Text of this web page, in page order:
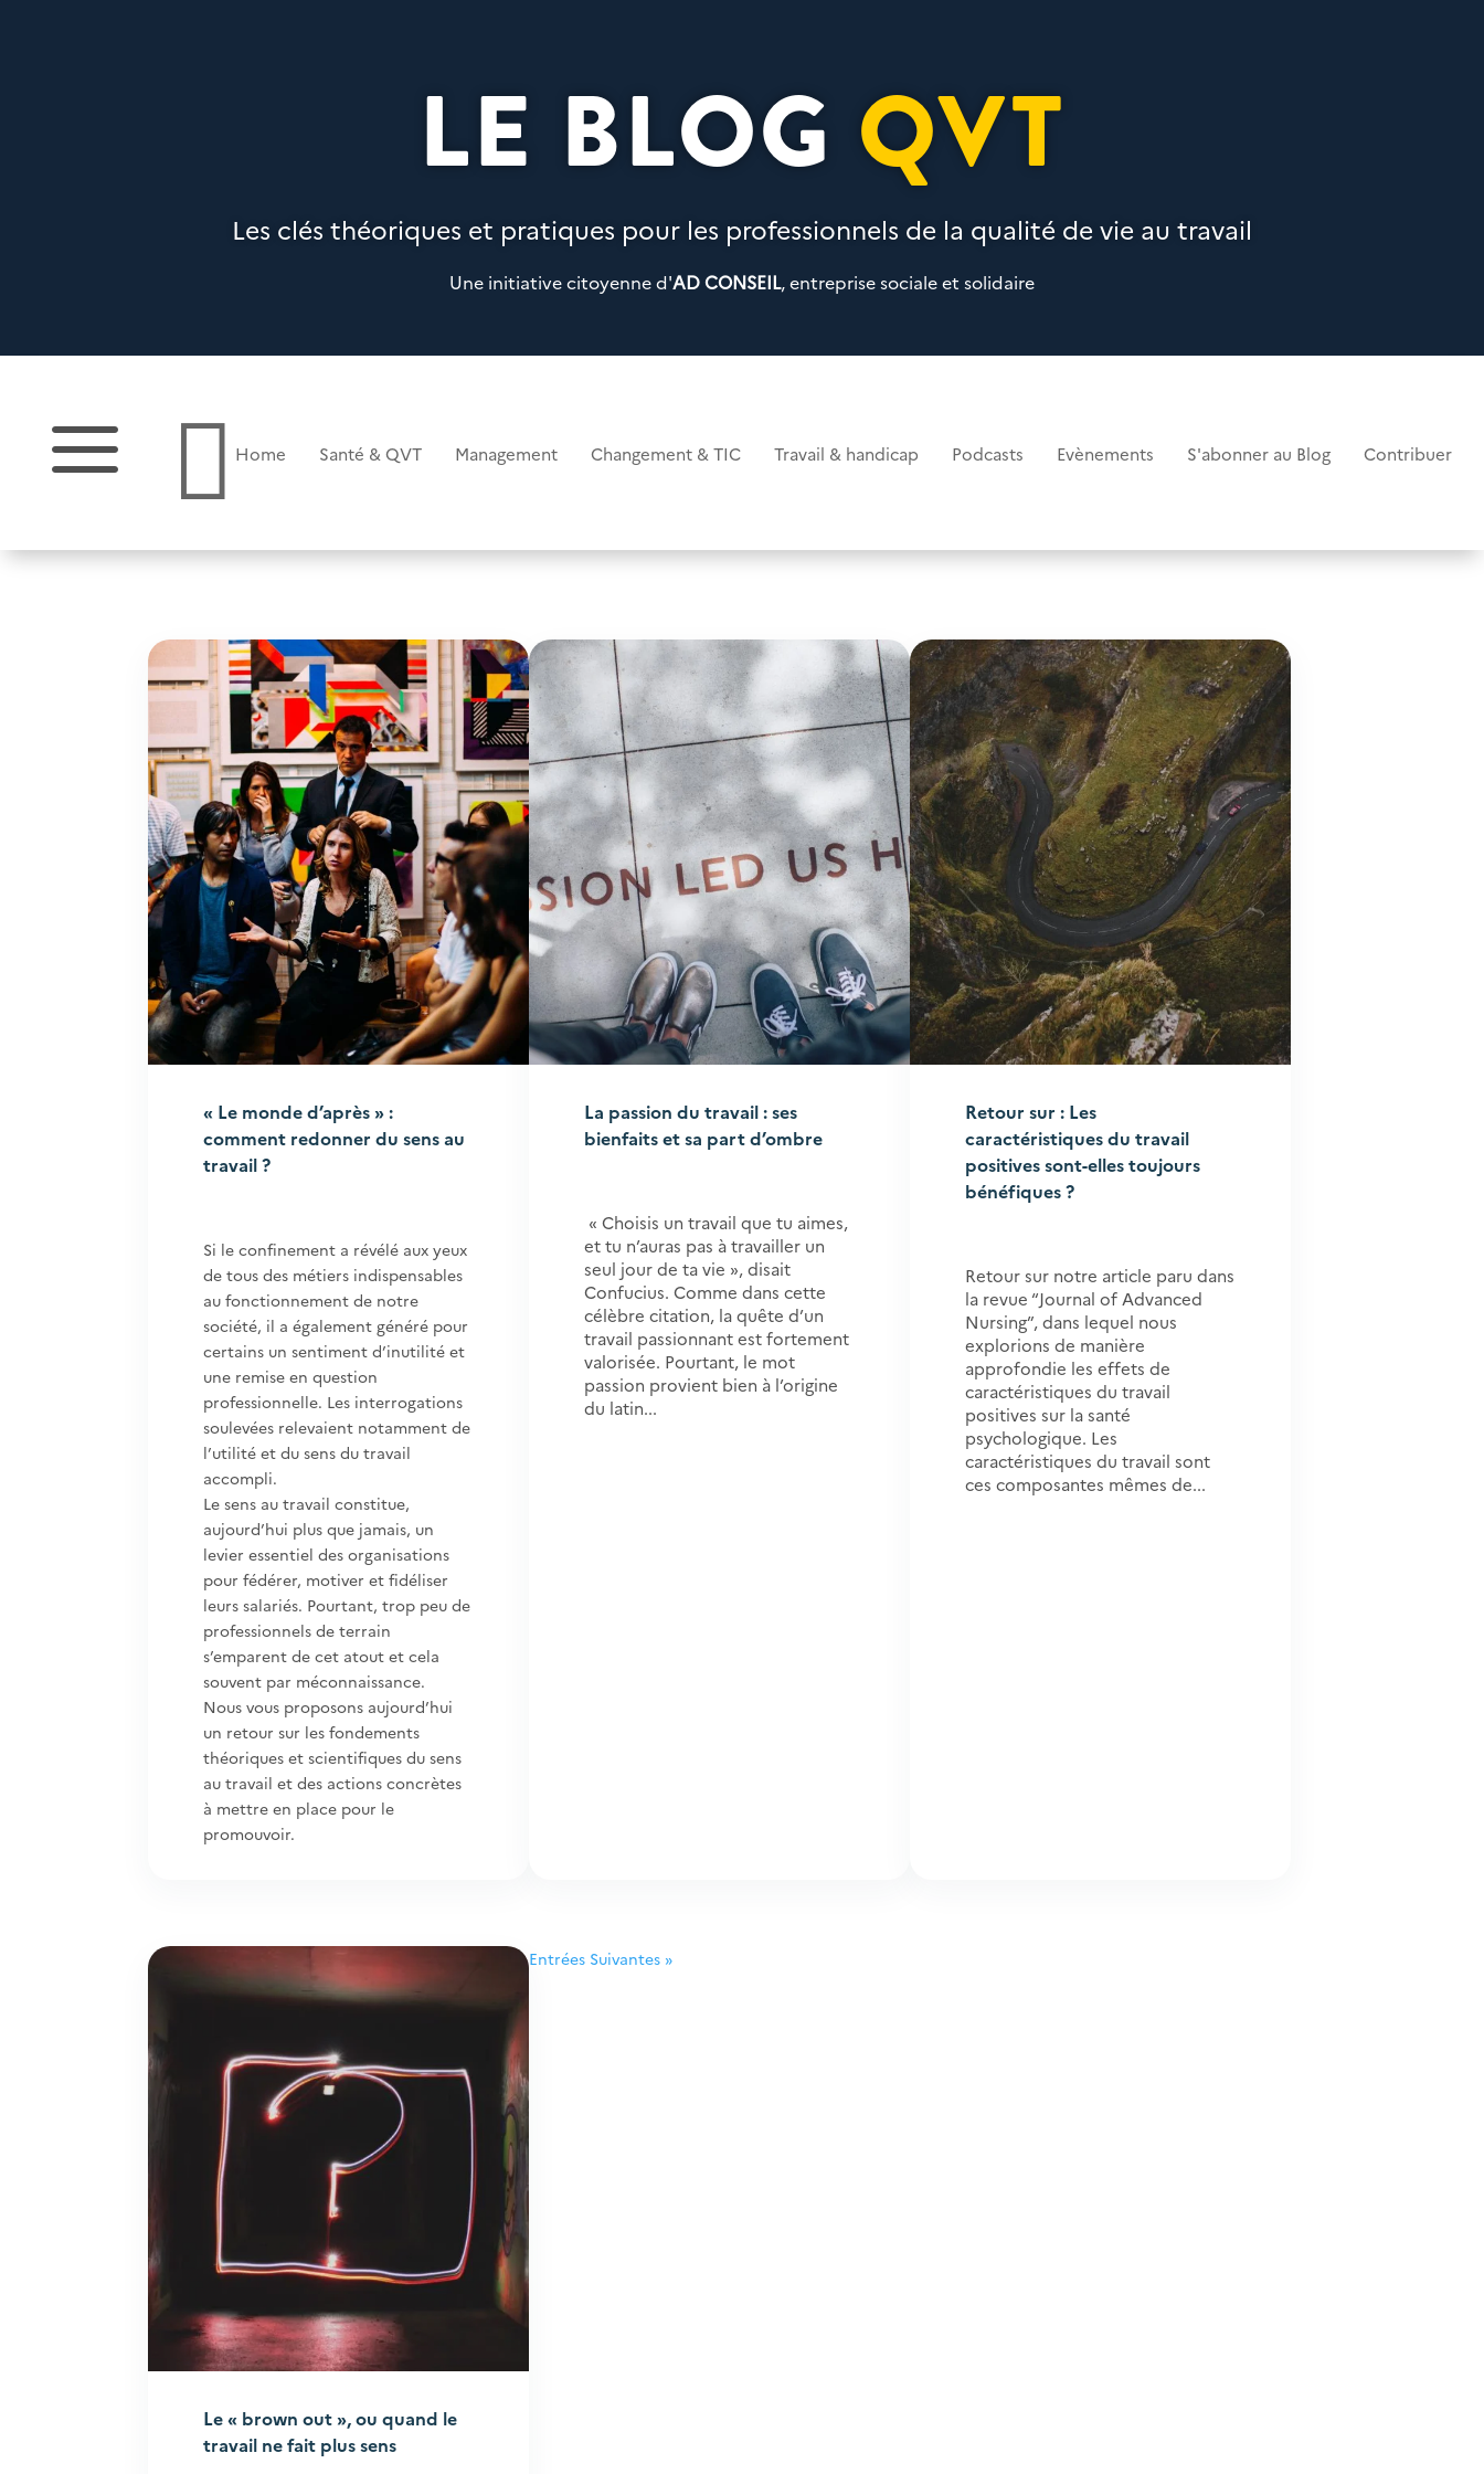
LE BLOG QVT
Les clés théoriques et pratiques pour les professionnels de la qualité de vie au travail
Une initiative citoyenne d'AD CONSEIL, entreprise sociale et solidaire
a  Home Santé & QVT Management Changement & TIC Travail & handicap Podcasts Evènements S'abonner au Blog Contribuer
« Le monde d’après » :
comment redonner du sens au
travail ?
Si le confinement a révélé aux yeux
de tous des métiers indispensables
au fonctionnement de notre
société, il a également généré pour
certains un sentiment d’inutilité et
une remise en question
professionnelle. Les interrogations
soulevées relevaient notamment de
l’utilité et du sens du travail
accompli.
Le sens au travail constitue,
aujourd’hui plus que jamais, un
levier essentiel des organisations
pour fédérer, motiver et fidéliser
leurs salariés. Pourtant, trop peu de
professionnels de terrain
s’emparent de cet atout et cela
souvent par méconnaissance.
Nous vous proposons aujourd’hui
un retour sur les fondements
théoriques et scientifiques du sens
au travail et des actions concrètes
à mettre en place pour le
promouvoir.
La passion du travail : ses
bienfaits et sa part d’ombre
« Choisis un travail que tu aimes,
et tu n’auras pas à travailler un
seul jour de ta vie », disait
Confucius. Comme dans cette
célèbre citation, la quête d’un
travail passionnant est fortement
valorisée. Pourtant, le mot
passion provient bien à l’origine
du latin...
Retour sur : Les
caractéristiques du travail
positives sont-elles toujours
bénéfiques ?
Retour sur notre article paru dans
la revue “Journal of Advanced
Nursing”, dans lequel nous
explorions de manière
approfondie les effets de
caractéristiques du travail
positives sur la santé
psychologique. Les
caractéristiques du travail sont
ces composantes mêmes de...
Le « brown out », ou quand le
travail ne fait plus sens
Entrées Suivantes »